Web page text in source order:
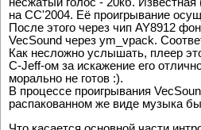
Работа была написана в
несжатый голос - 20кб.
на CC'2004. Её проигрывание
После этого через чип AY8912
VecSound через ym_vpack.
Как несложно услышать, плеер
C-Jeff-ом за искажение его
морально не готов :).
В процессе проигрывания
распакованном же виде музыка